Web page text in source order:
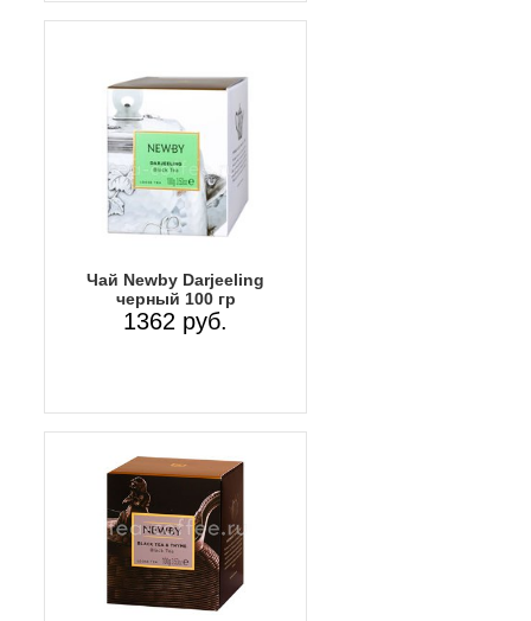
Чай Newby Darjeeling
черный 100 гр
1362 руб.